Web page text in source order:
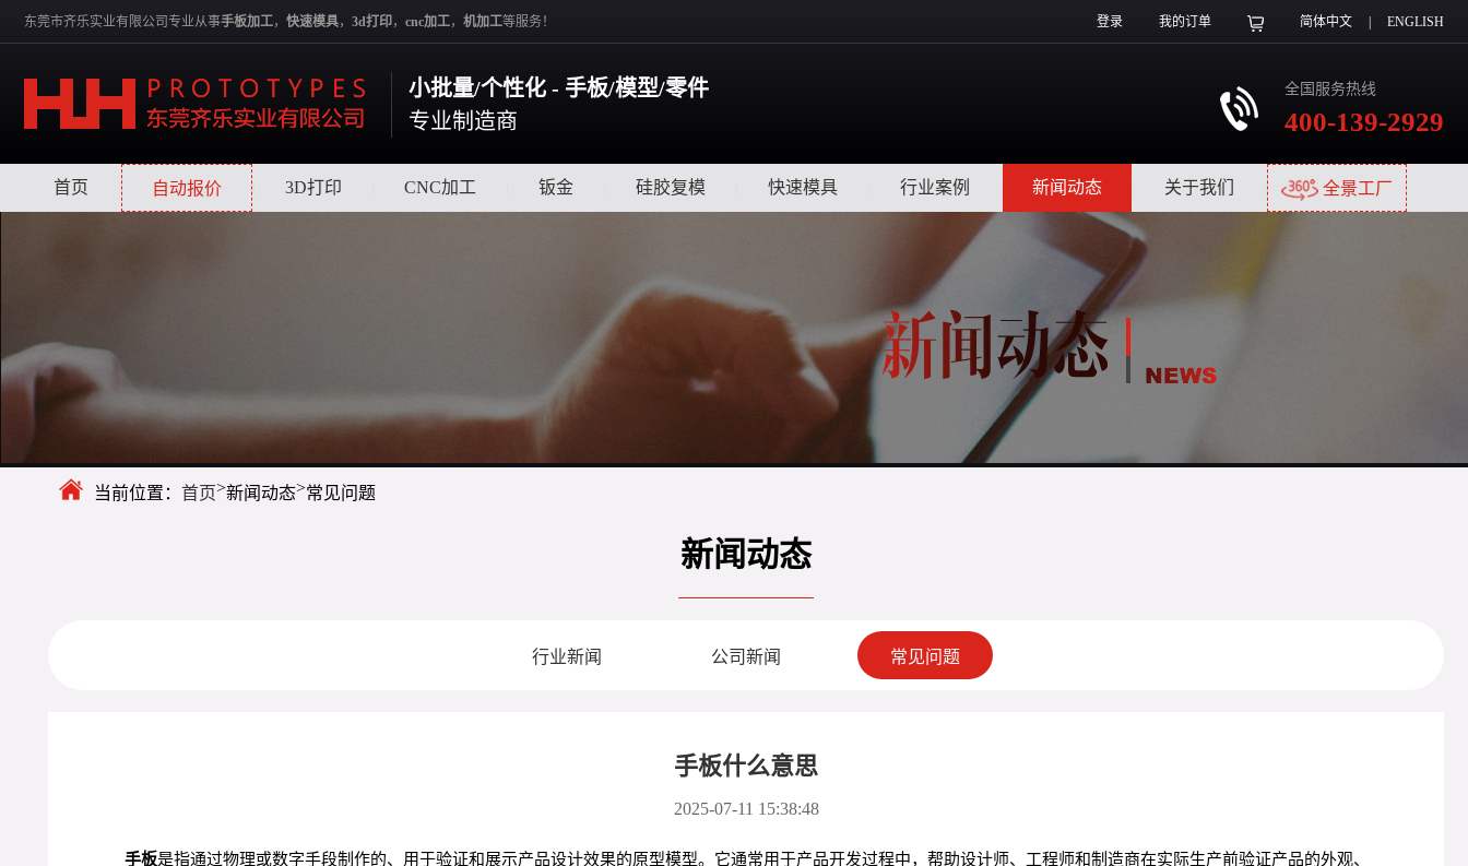
东莞市齐乐实业有限公司专业从事手板加工， 快速模具， 3d打印， cnc加工， 机加工等服务！ 登录 我的订单 简体中文 ENGLISH
小批量/个性化 - 手板/模型/零件
专业制造商
全国服务热线
400-139-2929
首页 自动报价 3D打印 CNC加工 钣金 硅胶复模 快速模具 行业案例 新闻动态 关于我们 全景工厂
当前位置： 首页>新闻动态>常见问题
新闻动态
行业新闻 公司新闻 常见问题
手板什么意思
2025-07-11 15:38:48
手板是指通过物理或数字手段制作的、用于验证和展示产品设计效果的原型模型。它通常用于产品开发过程中，帮助设计师、工程师和制造商在实际生产前验证产品的外观、